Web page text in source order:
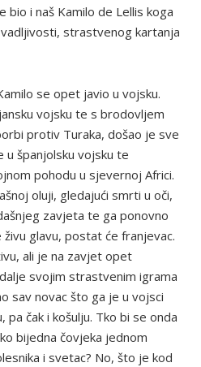
bio i naš Kamilo de Lellis koga
strastvenog kartanja
se opet javio u vojsku.
vojsku te s brodovljem
protiv Turaka, došao je sve
španjolsku vojsku te
pohodu u sjevernoj Africi.
oluji, gledajući smrti u oči,
zavjeta te ga ponovno
glavu, postat će franjevac.
ali je na zavjet opet
svojim strastvenim igrama
sav novac što ga je u vojsci
pa čak i košulju. Tko bi se onda
bijedna čovjeka jednom
i svetac? No, što je kod